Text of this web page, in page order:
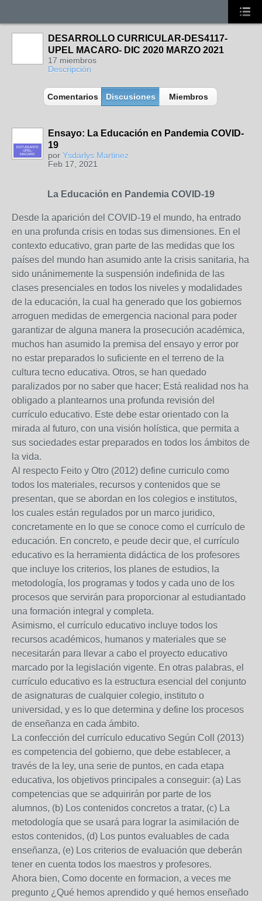
DESARROLLO CURRICULAR-DES4117-
UPEL MACARO- DIC 2020 MARZO 2021
17 miembros
Descripción
Comentarios Discusiones Miembros
ESTUDIANTE
UPEL-
MACARO
Ensayo: La Educación en Pandemia COVID-
19
por Ysdarlys Martinez
Feb 17, 2021
La Educación en Pandemia COVID-19
Desde la aparición del COVID-19 el mundo, ha entrado
en una profunda crisis en todas sus dimensiones. En el
contexto educativo, gran parte de las medidas que los
países del mundo han asumido ante la crisis sanitaria, ha
sido unánimemente la suspensión indefinida de las
clases presenciales en todos los niveles y modalidades
de la educación, la cual ha generado que los gobiernos
arroguen medidas de emergencia nacional para poder
garantizar de alguna manera la prosecución académica,
muchos han asumido la premisa del ensayo y error por
no estar preparados lo suficiente en el terreno de la
cultura tecno educativa. Otros, se han quedado
paralizados por no saber que hacer; Está realidad nos ha
obligado a plantearnos una profunda revisión del
currículo educativo. Este debe estar orientado con la
mirada al futuro, con una visión holística, que permita a
sus sociedades estar preparados en todos los ámbitos de
la vida.
Al respecto Feito y Otro (2012) define curriculo como
todos los materiales, recursos y contenidos que se
presentan, que se abordan en los colegios e institutos,
los cuales están regulados por un marco juridico,
concretamente en lo que se conoce como el currículo de
educación. En concreto, e peude decir que, el currículo
educativo es la herramienta didáctica de los profesores
que incluye los criterios, los planes de estudios, la
metodología, los programas y todos y cada uno de los
procesos que servirán para proporcionar al estudiantado
una formación integral y completa.
Asimismo, el currículo educativo incluye todos los
recursos académicos, humanos y materiales que se
necesitarán para llevar a cabo el proyecto educativo
marcado por la legislación vigente. En otras palabras, el
currículo educativo es la estructura esencial del conjunto
de asignaturas de cualquier colegio, instituto o
universidad, y es lo que determina y define los procesos
de enseñanza en cada ámbito.
La confección del currículo educativo Según Coll (2013)
es competencia del gobierno, que debe establecer, a
través de la ley, una serie de puntos, en cada etapa
educativa, los objetivos principales a conseguir: (a) Las
competencias que se adquirirán por parte de los
alumnos, (b) Los contenidos concretos a tratar, (c) La
metodología que se usará para lograr la asimilación de
estos contenidos, (d) Los puntos evaluables de cada
enseñanza, (e) Los criterios de evaluación que deberán
tener en cuenta todos los maestros y profesores.
Ahora bien, Como docente en formacion, a veces me
pregunto ¿Qué hemos aprendido y qué hemos enseñado